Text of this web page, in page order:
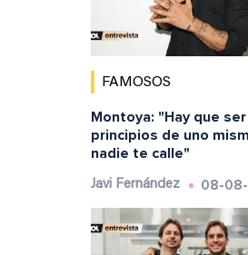
FAMOSOS
Montoya: "Hay que
principios de uno
nadie te calle"
Javi Fernández 08-